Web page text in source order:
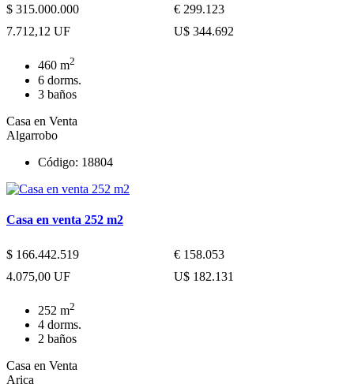
$ 315.000.000
€ 299.123
7.712,12 UF
U$ 344.692
460 m2
6 dorms.
3 baños
Casa en Venta
Algarrobo
Código: 18804
Casa en venta 252 m2
$ 166.442.519
€ 158.053
4.075,00 UF
U$ 182.131
252 m2
4 dorms.
2 baños
Casa en Venta
Arica